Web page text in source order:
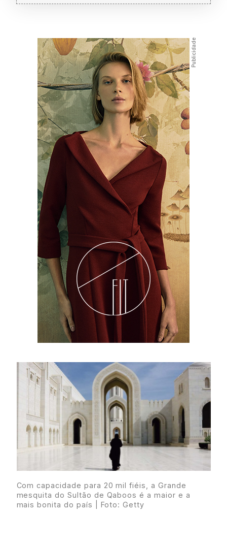
Kempinski
kempinski.com/muscat
Benefício expirado
Anantara
anantara.com/en/jabal-akhdar
Benefício expirado
Com capacidade para 20 mil fiéis, a Grande
mesquita do Sultão de Qaboos é a maior e a
mais bonita do país | Foto: Getty